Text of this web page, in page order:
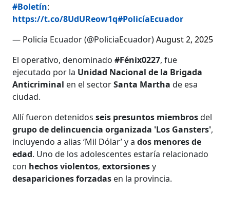
#Boletín:
https://t.co/8UdUReow1q#PolicíaEcuador
— Policía Ecuador (@PoliciaEcuador)August 2, 2025
El operativo, denominado#Fénix0227, fue
ejecutado por la Unidad Nacional de la Brigada
Anticriminal en el sectorSanta Marthade esa
ciudad.
Allí fueron detenidosseis presuntos miembrosdel
grupo de delincuencia organizada 'Los Gansters',
incluyendo a alias ‘Mil Dólar’ y ados menores de
edad. Uno de los adolescentes estaría relacionado
con hechos violentos,extorsionesy
desapariciones forzadas en la provincia.